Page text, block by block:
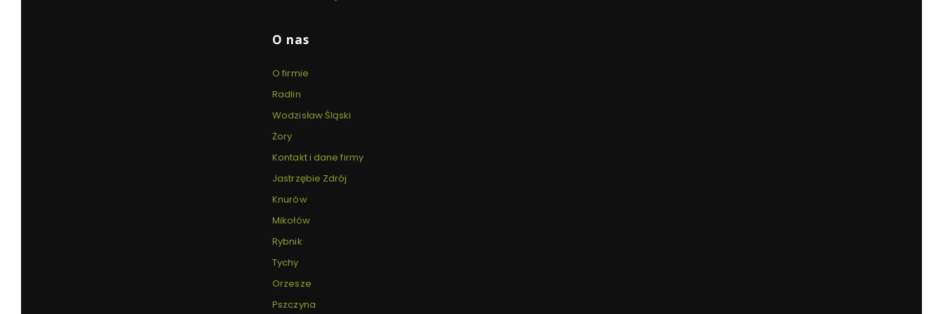
O nas
O firmie
Radlin
Wodzisław Śląski
Żory
Kontakt i dane firmy
Jastrzębie Zdrój
Knurów
Mikołów
Rybnik
Tychy
Orzesze
Pszczyna